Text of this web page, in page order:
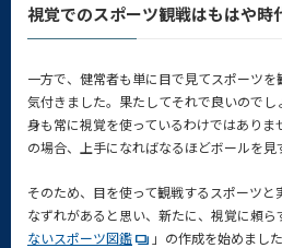
視覚でのスポーツ観戦はもはや時
一方で、健常者も単に目で見てスポーツ
気付きました。果たしてそれで良いので
身も常に視覚を使っているわけではあり
の場合、上手になればなるほどボールを見
そのため、目を使って観戦するスポーツ
なずれがあると思い、新たに、視覚に頼
ないスポーツ図鑑
」の作成を始めまし